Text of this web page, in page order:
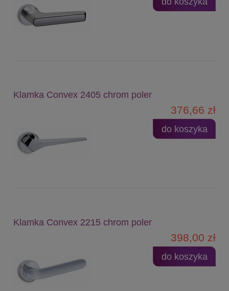
Klamka Convex 2405 chrom poler
376,66 zł
do koszyka
Klamka Convex 2215 chrom poler
398,00 zł
do koszyka